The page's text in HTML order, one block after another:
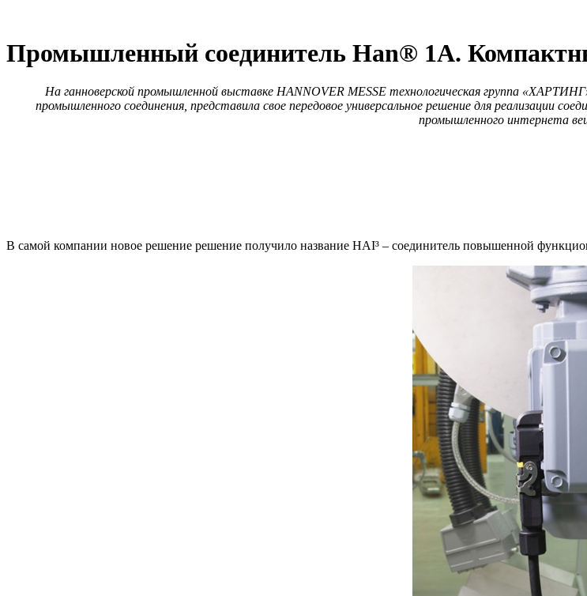
Промышленный соединитель Han® 1A.
На ганноверской промышленной выставке HANNOVER MESSE технологическая группа
промышленного соединения, представила свое передовое универсальное решение для реализации
промышленного интернета
В самой компании новое решение решение получило название HAI³ – соединитель повышенной